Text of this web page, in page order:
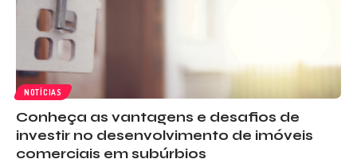
NOTÍCIAS
Conheça as vantagens e desafios de
investir no desenvolvimento de imóveis
comerciais em subúrbios